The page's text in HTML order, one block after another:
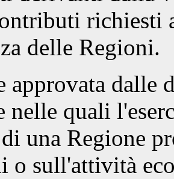
delle Regioni.
approvata dalle
nelle quali
una Regione
o sull'attività